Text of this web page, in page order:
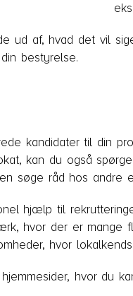
ud af, hvad det vil
bestyrelse.
kandidater til din
kan du også
søge råd hos andre
hjælp til
hvor der er mange
hvor
hvor du